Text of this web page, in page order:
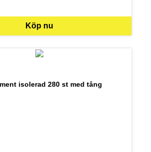
Köp nu
isolerad 280 st med tång